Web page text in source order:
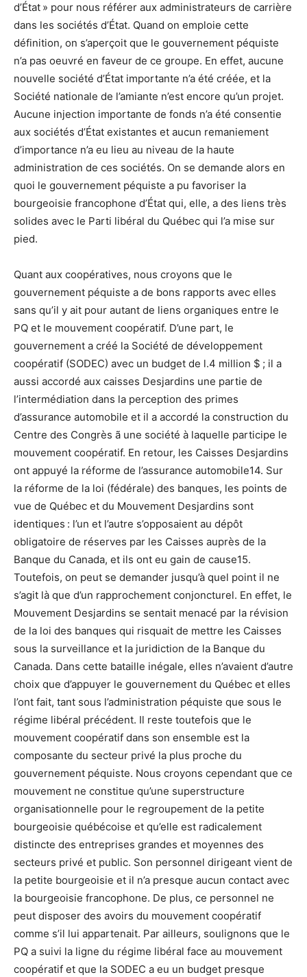
d’État » pour nous référer aux administrateurs de carrière
dans les sociétés d’État. Quand on emploie cette
définition, on s’aperçoit que le gouvernement péquiste
n’a pas oeuvré en faveur de ce groupe. En effet, aucune
nouvelle société d’État importante n’a été créée, et la
Société nationale de l’amiante n’est encore qu’un projet.
Aucune injection importante de fonds n’a été consentie
aux sociétés d’État existantes et aucun remaniement
d’importance n’a eu lieu au niveau de la haute
administration de ces sociétés. On se demande alors en
quoi le gouvernement péquiste a pu favoriser la
bourgeoisie francophone d’État qui, elle, a des liens très
solides avec le Parti libéral du Québec qui l’a mise sur
pied.
Quant aux coopératives, nous croyons que le
gouvernement péquiste a de bons rapports avec elles
sans qu’il y ait pour autant de liens organiques entre le
PQ et le mouvement coopératif. D’une part, le
gouvernement a créé la Société de développement
coopératif (SODEC) avec un budget de l.4 million $ ; il a
aussi accordé aux caisses Desjardins une partie de
l’intermédiation dans la perception des primes
d’assurance automobile et il a accordé la construction du
Centre des Congrès ã une société à laquelle participe le
mouvement coopératif. En retour, les Caisses Desjardins
ont appuyé la réforme de l’assurance automobile14. Sur
la réforme de la loi (fédérale) des banques, les points de
vue de Québec et du Mouvement Desjardins sont
identiques : l’un et l’autre s’opposaient au dépôt
obligatoire de réserves par les Caisses auprès de la
Banque du Canada, et ils ont eu gain de cause15.
Toutefois, on peut se demander jusqu’à quel point il ne
s’agit là que d’un rapprochement conjoncturel. En effet, le
Mouvement Desjardins se sentait menacé par la révision
de la loi des banques qui risquait de mettre les Caisses
sous la surveillance et la juridiction de la Banque du
Canada. Dans cette bataille inégale, elles n’avaient d’autre
choix que d’appuyer le gouvernement du Québec et elles
l’ont fait, tant sous l’administration péquiste que sous le
régime libéral précédent. Il reste toutefois que le
mouvement coopératif dans son ensemble est la
composante du secteur privé la plus proche du
gouvernement péquiste. Nous croyons cependant que ce
mouvement ne constitue qu’une superstructure
organisationnelle pour le regroupement de la petite
bourgeoisie québécoise et qu’elle est radicalement
distincte des entreprises grandes et moyennes des
secteurs privé et public. Son personnel dirigeant vient de
la petite bourgeoisie et il n’a presque aucun contact avec
la bourgeoisie francophone. De plus, ce personnel ne
peut disposer des avoirs du mouvement coopératif
comme s’il lui appartenait. Par ailleurs, soulignons que le
PQ a suivi la ligne du régime libéral face au mouvement
coopératif et que la SODEC a eu un budget presque